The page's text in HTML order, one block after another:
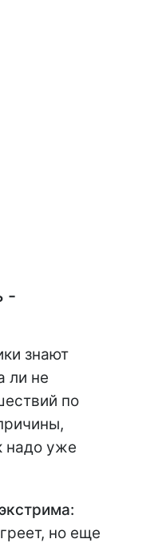
-
знают
ли не
по
надо уже
но еще